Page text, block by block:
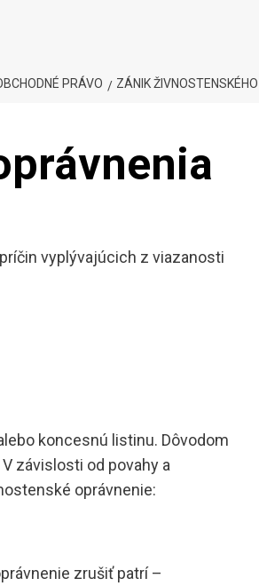
PRÁVO ZÁNIK
vyplývajúcich z viazanosti
koncesnú listinu. Dôvodom
závislosti od povahy a
oprávnenie:
zrušiť patrí –